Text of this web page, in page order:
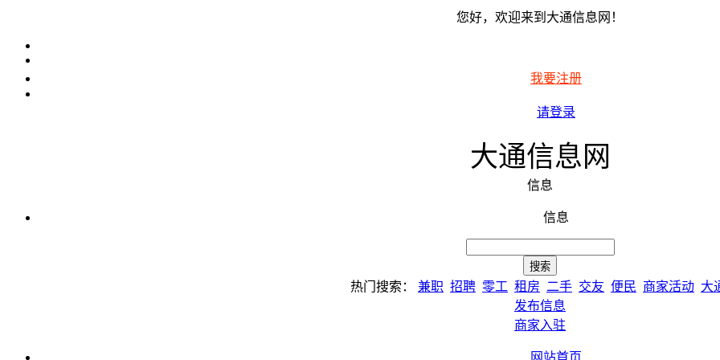
您好，欢迎来到大通信息网！
我要注册
请登录
大通信息网
信息
信息
热门搜索： 兼职 招聘 零工 租房 二手 交友 便民 商家活动 大
发布信息
商家入驻
网站首页